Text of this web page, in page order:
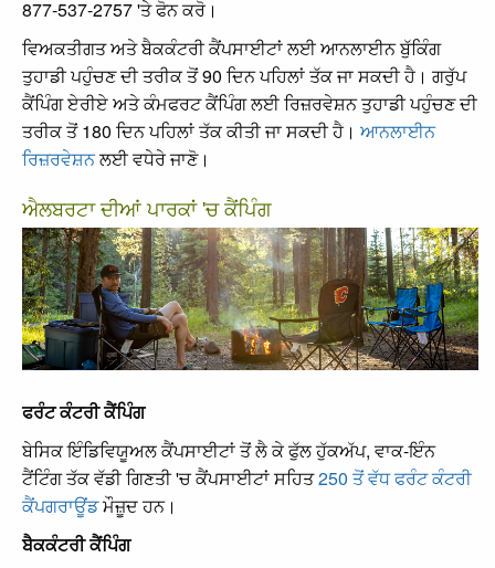
877-537-2757 'ਤੇ ਫੋਨ ਕਰੋ।
ਵਿਅਕਤੀਗਤ ਅਤੇ ਬੈਕਕੰਟਰੀ ਕੈਂਪਸਾਈਟਾਂ ਲਈ ਆਨਲਾਈਨ ਬੁੱਕਿੰਗ
ਤੁਹਾਡੀ ਪਹੁੰਚਣ ਦੀ ਤਰੀਕ ਤੋਂ 90 ਦਿਨ ਪਹਿਲਾਂ ਤੱਕ ਜਾ ਸਕਦੀ ਹੈ। ਗਰੁੱਪ
ਕੈਂਪਿੰਗ ਏਰੀਏ ਅਤੇ ਕੰਮਫਰਟ ਕੈਂਪਿੰਗ ਲਈ ਰਿਜ਼ਰਵੇਸ਼ਨ ਤੁਹਾਡੀ ਪਹੁੰਚਣ ਦੀ
ਤਰੀਕ ਤੋਂ 180 ਦਿਨ ਪਹਿਲਾਂ ਤੱਕ ਕੀਤੀ ਜਾ ਸਕਦੀ ਹੈ। ਆਨਲਾਈਨ
ਰਿਜ਼ਰਵੇਸ਼ਨਲਈ ਵਧੇਰੇ ਜਾਣੋ।
ਐਲਬਰਟਾ ਦੀਆਂ ਪਾਰਕਾਂ 'ਚ ਕੈਂਪਿੰਗ
ਫਰੰਟ ਕੰਟਰੀ ਕੈਂਪਿੰਗ
ਬੇਸਿਕ ਇੰਡਿਵਿਯੂਅਲ ਕੈਂਪਸਾਈਟਾਂ ਤੋਂ ਲੈ ਕੇ ਫੁੱਲ ਹੁੱਕਅੱਪ, ਵਾਕ-ਇੰਨ
ਟੈਂਟਿੰਗ ਤੱਕ ਵੱਡੀ ਗਿਣਤੀ 'ਚ ਕੈਂਪਸਾਈਟਾਂ ਸਹਿਤ250 ਤੋਂ ਵੱਧ ਫਰੰਟ ਕੰਟਰੀ
ਕੈਂਪਗਰਾਊਂਡਮੌਜ਼ੂਦ ਹਨ।
ਬੈਕਕੰਟਰੀ ਕੈਂਪਿੰਗ